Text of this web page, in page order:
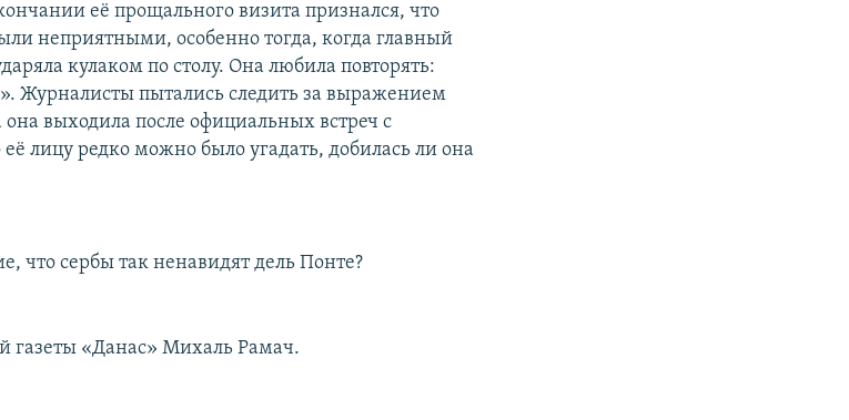
её прощального визита признался, что
неприятными, особенно тогда, когда главный
кулаком по столу. Она любила повторять:
Журналисты пытались следить за выражением
выходила после официальных встреч с
лицу редко можно было угадать, добилась ли она
что сербы так ненавидят дель Понте?
газеты «Данас» Михаль Рамач.